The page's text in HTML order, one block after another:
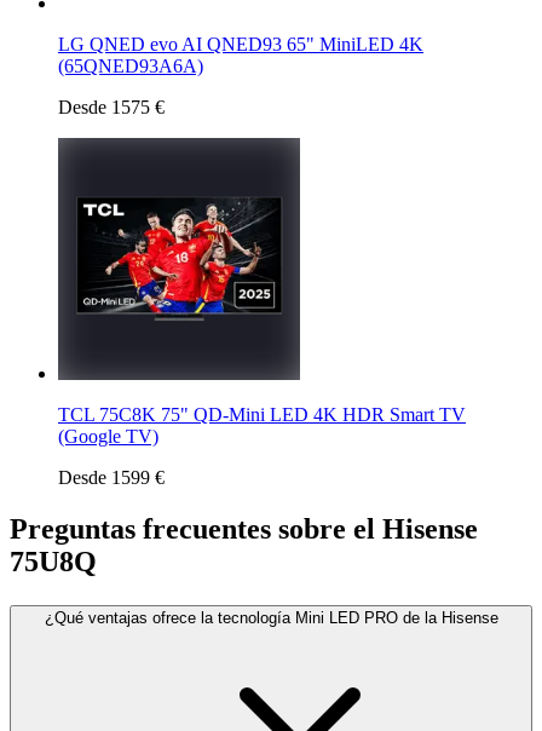
LG QNED evo AI QNED93 65" MiniLED 4K
(65QNED93A6A)
Desde 1575 €
TCL 75C8K 75" QD-Mini LED 4K HDR Smart TV
(Google TV)
Desde 1599 €
Preguntas frecuentes sobre el Hisense
75U8Q
¿Qué ventajas ofrece la tecnología Mini LED PRO de la Hisense